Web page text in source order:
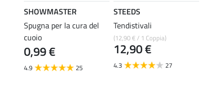
SHOWMASTER
Spugna per la cura del
cuoio
0,99 €
4.9 25
STEEDS
Tendistivali
(12,90 € / 1 Coppia)
12,90 €
4.3 27